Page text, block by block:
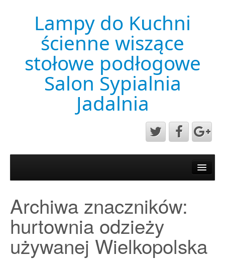
Lampy do Kuchni
ścienne wiszące
stołowe podłogowe
Salon Sypialnia
Jadalnia
Przykładowa strona
Strona Główna
Archiwa znaczników:
hurtownia odzieży
używanej Wielkopolska